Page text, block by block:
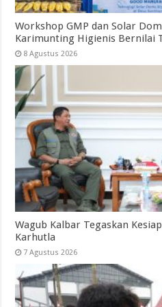
Workshop GMP dan Solar
Karimunting Higienis Bernilai
8 Agustus 2026
Wagub Kalbar Tegaskan
Karhutla
7 Agustus 2026